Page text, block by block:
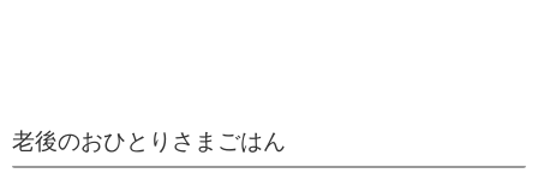
老後のおひとりさまごはん